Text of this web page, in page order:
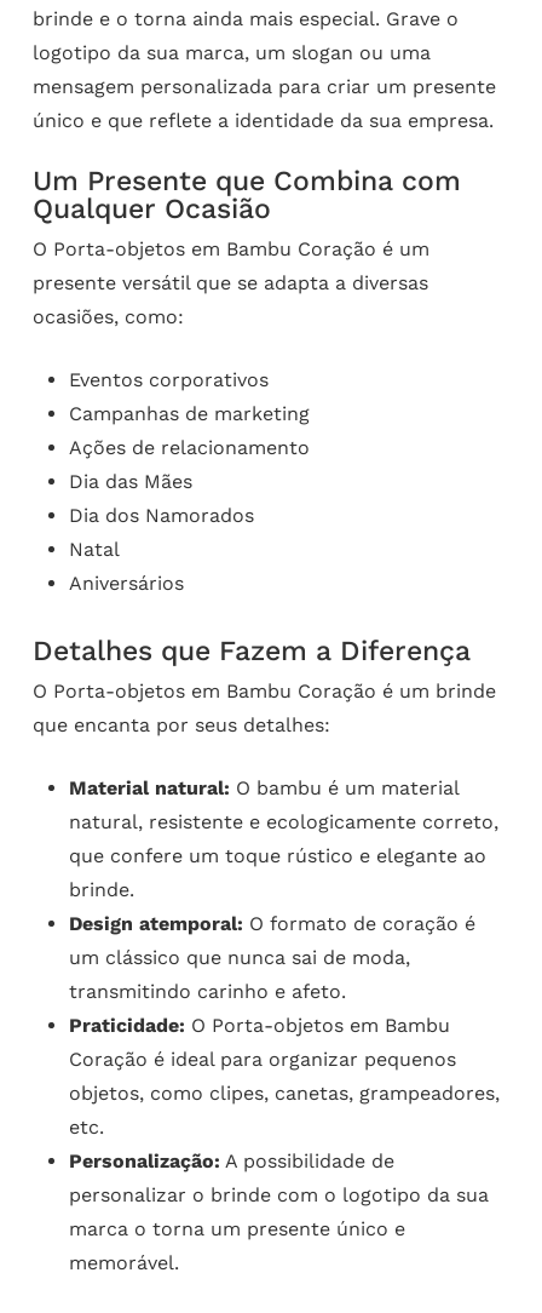
brinde e o torna ainda mais especial. Grave o
logotipo da sua marca, um slogan ou uma
mensagem personalizada para criar um presente
único e que reflete a identidade da sua empresa.
Um Presente que Combina com
Qualquer Ocasião
O Porta-objetos em Bambu Coração é um
presente versátil que se adapta a diversas
ocasiões, como:
Eventos corporativos
Campanhas de marketing
Ações de relacionamento
Dia das Mães
Dia dos Namorados
Natal
Aniversários
Detalhes que Fazem a Diferença
O Porta-objetos em Bambu Coração é um brinde
que encanta por seus detalhes:
Material natural: O bambu é um material
natural, resistente e ecologicamente correto,
que confere um toque rústico e elegante ao
brinde.
Design atemporal: O formato de coração é
um clássico que nunca sai de moda,
transmitindo carinho e afeto.
Praticidade: O Porta-objetos em Bambu
Coração é ideal para organizar pequenos
objetos, como clipes, canetas, grampeadores,
etc.
Personalização: A possibilidade de
personalizar o brinde com o logotipo da sua
marca o torna um presente único e
memorável.